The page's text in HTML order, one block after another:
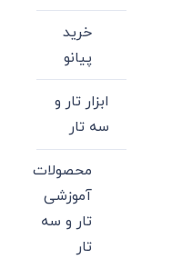
خرید
پیانو
ابزار تار و
سه تار
محصولات
آموزشی
تار و سه
تار